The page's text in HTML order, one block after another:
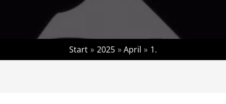
Start 2025 April 1.